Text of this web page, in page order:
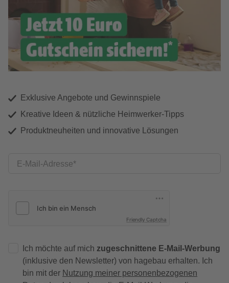
Exklusive Angebote und Gewinnspiele
Kreative Ideen & nützliche Heimwerker-Tipps
Produktneuheiten und innovative Lösungen
E-Mail-Adresse
Friendly Captcha
Ich möchte auf mich zugeschnittene E-Mail-Werbung
(inklusive den Newsletter) von hagebau erhalten. Ich
bin mit der Nutzung meiner personenbezogenen